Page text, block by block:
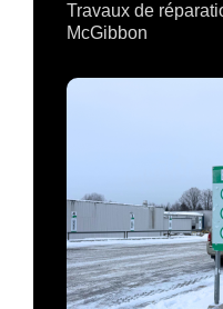
Travaux de
McGibbon